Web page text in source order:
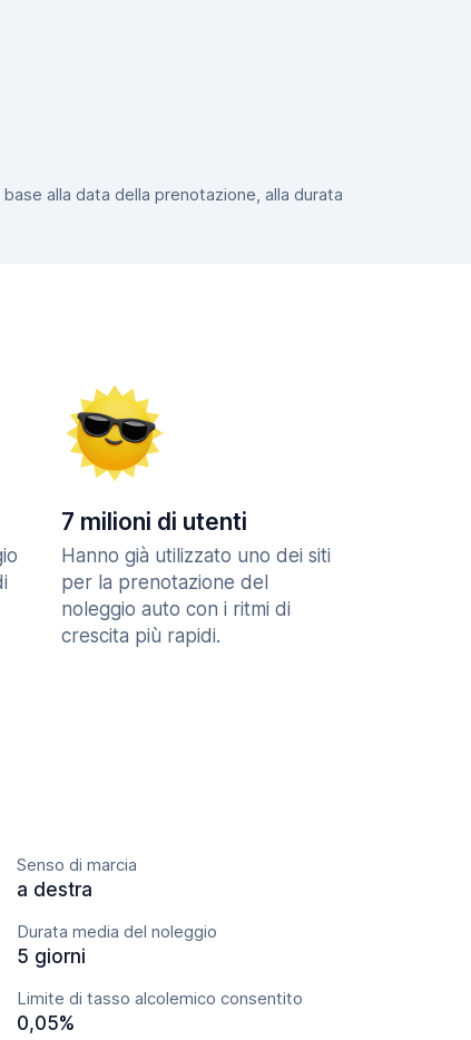
alla data della prenotazione, alla durata
7 milioni di utenti
Hanno già utilizzato uno dei siti
per la prenotazione del
noleggio auto con i ritmi di
crescita più rapidi.
Senso di marcia
a destra
Durata media del noleggio
5 giorni
Limite di tasso alcolemico consentito
0,05%